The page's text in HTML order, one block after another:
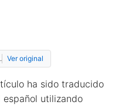
Ver original
ha sido traducido
utilizando